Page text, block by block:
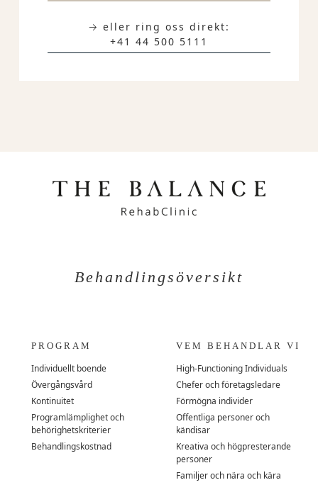
→ eller ring oss direkt:
+41 44 500 5111
Behandlingsöversikt
PROGRAM
Individuellt boende
Övergångsvård
Kontinuitet
Programlämplighet och
behörighetskriterier
Behandlingskostnad
VEM BEHANDLAR VI
High-Functioning Individuals
Chefer och företagsledare
Förmögna individer
Offentliga personer och
kändisar
Kreativa och högpresterande
personer
Familjer och nära och kära